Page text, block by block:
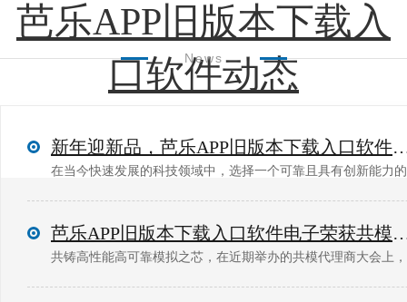
芭乐APP旧版本下载入
口软件动态
News
新年迎新品，芭乐APP旧版本下载入口软件与源
在当今快速发展的科技领域中，选择一个可靠且具有创新能力
芭乐APP旧版本下载入口软件电